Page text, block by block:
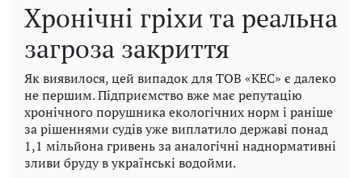
Хронічні гріхи та реальна
загроза закриття
Як виявилося, цей випадок для ТОВ «КЕС» є далеко
не першим. Підприємство вже має репутацію
хронічного порушника екологічних норм і раніше
за рішеннями судів уже виплатило державі понад
1,1 мільйона гривень за аналогічні наднормативні
зливи бруду в українські водойми.